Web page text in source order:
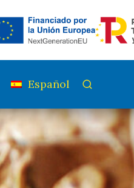
Español